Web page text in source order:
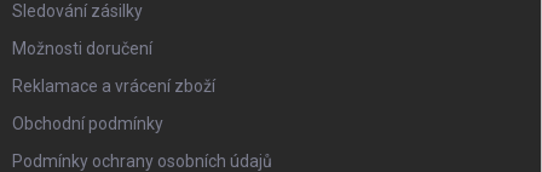
Sledování zásilky
Možnosti doručení
Reklamace a vrácení zboží
Obchodní podmínky
Podmínky ochrany osobních údajů